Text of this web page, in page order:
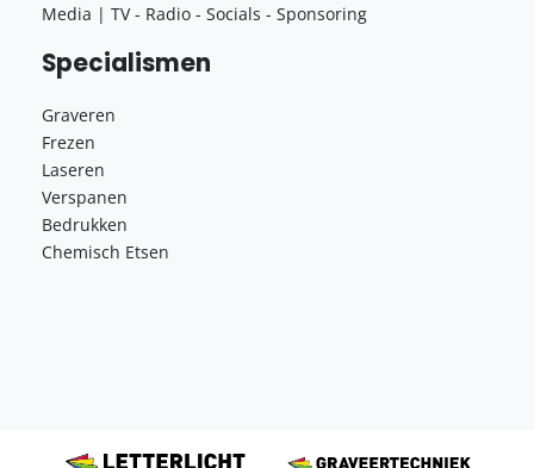
Media | TV - Radio - Socials - Sponsoring
Specialismen
Graveren
Frezen
Laseren
Verspanen
Bedrukken
Chemisch Etsen